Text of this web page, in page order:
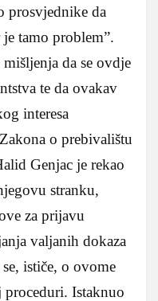
prosvjednike da
tamo problem”.
da se ovdje
te da ovakav
interesa
o prebivalištu
Genjac je rekao
stranku,
za prijavu
valjanih dokaza
ističe, o ovome
Istaknuo